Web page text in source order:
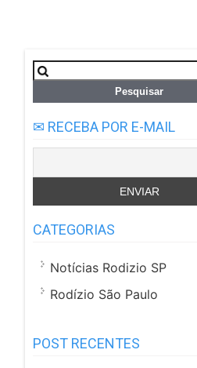
Pesquisar
por:
✉ RECEBA POR E-MAIL
CATEGORIAS
Notícias Rodizio SP
Rodízio São Paulo
POST RECENTES